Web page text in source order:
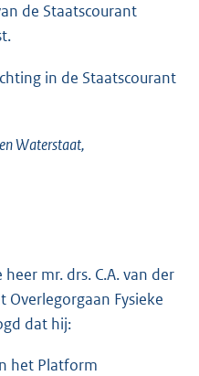
de Staatscourant
in de Staatscourant
Waterstaat,
mr. drs. C.A. van der
Fysieke
dat hij:
het Platform